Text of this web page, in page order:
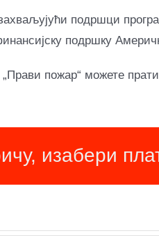
подршци
подршку
пожар“ можете
изабери